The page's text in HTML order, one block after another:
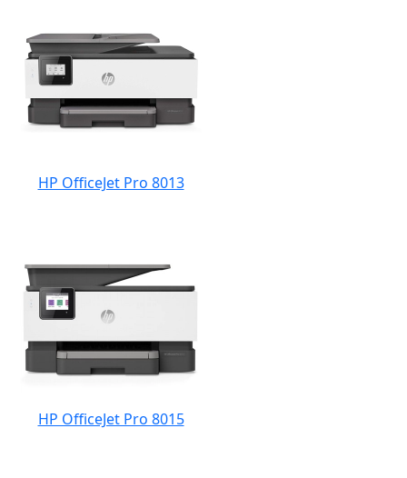
HP OfficeJet Pro 8013
HP OfficeJet Pro 8015